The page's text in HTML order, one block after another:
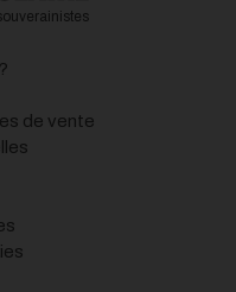
de vente